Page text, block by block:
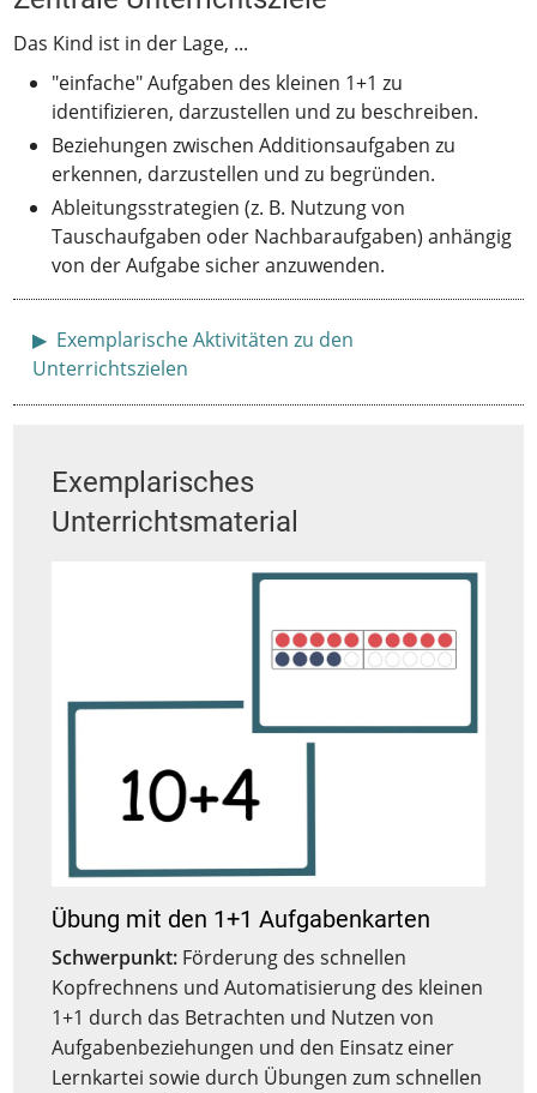
Das Kind ist in der Lage, ...
"einfache" Aufgaben des kleinen 1+1 zu
identifizieren, darzustellen und zu beschreiben.
Beziehungen zwischen Additionsaufgaben zu
erkennen, darzustellen und zu begründen.
Ableitungsstrategien (z. B. Nutzung von
Tauschaufgaben oder Nachbaraufgaben) anhängig
von der Aufgabe sicher anzuwenden.
Anzeigen
Exemplarische Aktivitäten zu den
Unterrichtszielen
Exemplarisches
Unterrichtsmaterial
Übung mit den 1+1 Aufgabenkarten
Schwerpunkt: Förderung des schnellen
Kopfrechnens und Automatisierung des kleinen
1+1 durch das Betrachten und Nutzen von
Aufgabenbeziehungen und den Einsatz einer
Lernkartei sowie durch Übungen zum schnellen